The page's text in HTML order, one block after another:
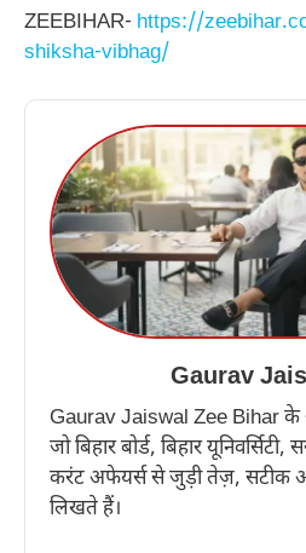
ZEEBIHAR- https://
shiksha-vibhag/
Gaurav
Gaurav Jaiswal Zee Bihar के
जो बिहार बोर्ड, बिहार
करंट अफेयर्स से जुड़ी तेज़, सटीक
लिखते हैं।